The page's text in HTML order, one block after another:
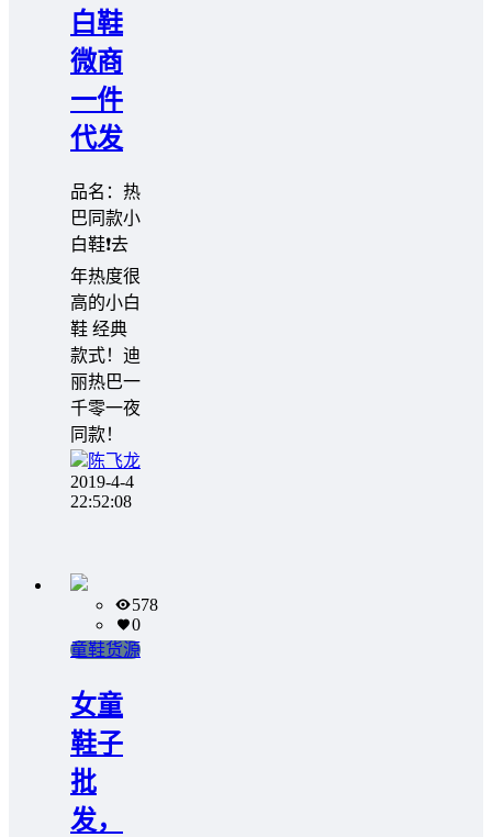
白鞋
微商
一件
代发
品名：热
巴同款小
白鞋❗️去
年热度很
高的小白
鞋 经典
款式！迪
丽热巴一
千零一夜
同款！
陈飞龙
2019-4-4
22:52:08
578
0
童鞋货源
女童
鞋子
批
发，